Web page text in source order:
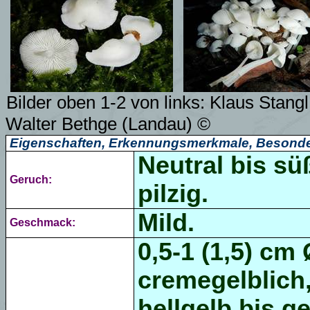
Bilder oben 1-2 von links: Klaus
Walter Bethge (Landau) ©
Eigenschaften, Erkennungsmerkmale,
Geruch:
Neutral bis
pilzig.
Geschmack:
Mild.
0,5-1 (1,5)